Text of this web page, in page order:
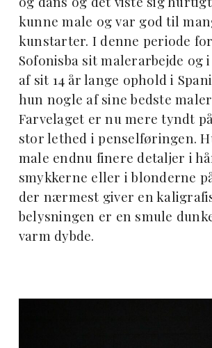
kunne male og var god til
kunstarter. I denne periode
Sofonisba sit malerarbejde og
af sit 14 år lange ophold i
hun nogle af sine bedste
Farvelaget er nu mere tyndt
stor lethed i penselføringen.
male endnu finere detaljer i
smykkerne eller i blonderne
der nærmest giver en
belysningen er en smule
varm dybde.